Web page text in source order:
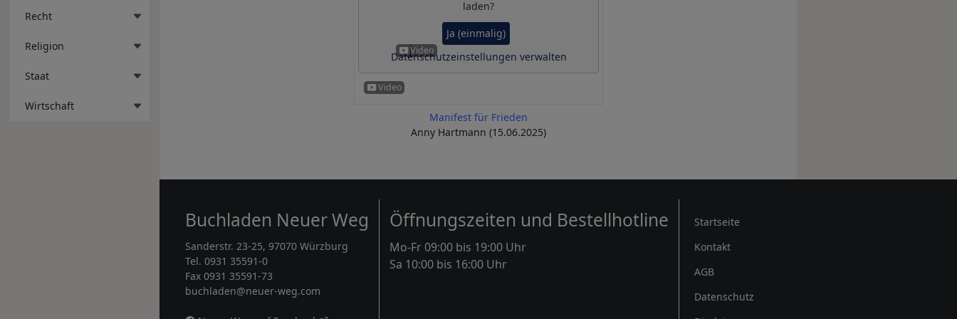
Recht
Religion
Staat
Wirtschaft
laden?
Ja (einmalig)
Datenschutzeinstellungen verwalten
Manifest für Frieden
Anny Hartmann (15.06.2025)
Buchladen Neuer Weg
Sanderstr. 23-25, 97070 Würzburg
Tel. 0931 35591-0
Fax 0931 35591-73
buchladen@neuer-weg.com
Öffnungszeiten und Bestellhotline
Mo-Fr 09:00 bis 19:00 Uhr
Sa 10:00 bis 16:00 Uhr
Rechtliches
Startseite
Kontakt
AGB
Datenschutz